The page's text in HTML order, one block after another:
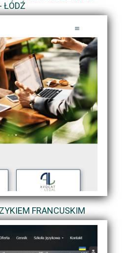
- ŁÓDŹ
FRANCUSKIM